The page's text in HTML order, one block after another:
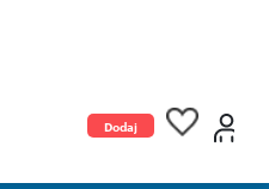
Dodaj